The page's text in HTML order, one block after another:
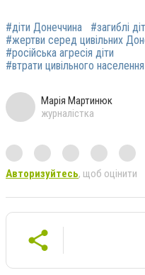
#діти Донеччина
#загиблі
#жертви серед цивільних
#російська агресія діти
#втрати цивільного
Марія Мартинюк
журналістка
Авторизуйтесь, щоб оцінити